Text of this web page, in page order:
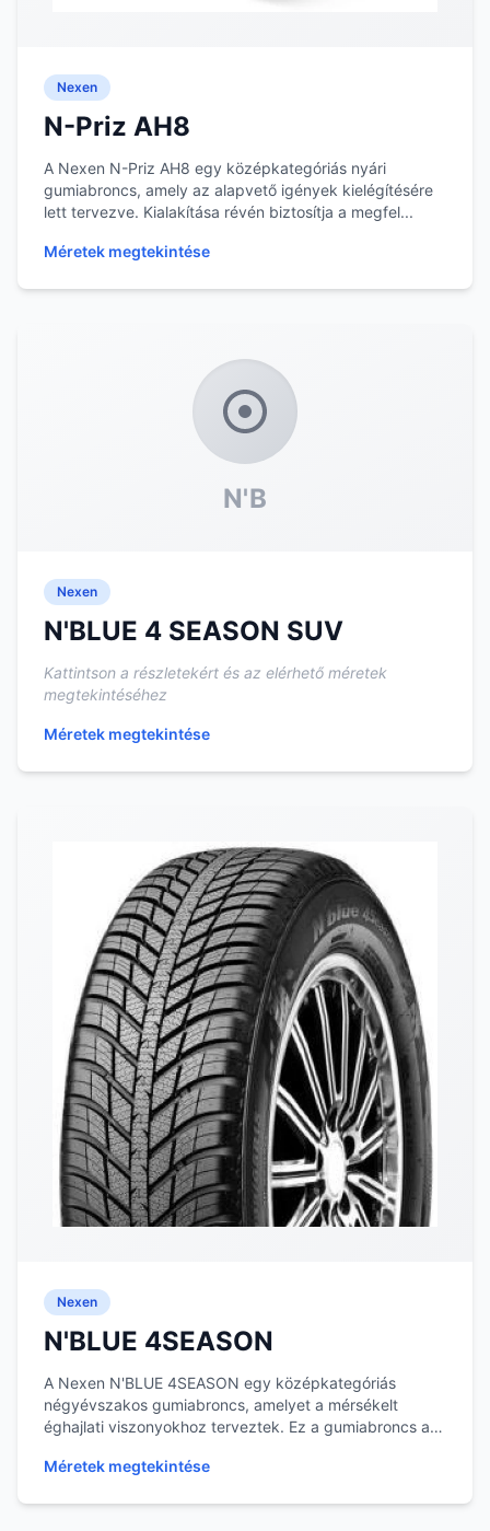
Nexen
N-Priz AH8
A Nexen N-Priz AH8 egy középkategóriás nyári
gumiabroncs, amely az alapvető igények kielégítésére
lett tervezve. Kialakítása révén biztosítja a megfel...
Méretek megtekintése
N'B
Nexen
N'BLUE 4 SEASON SUV
Kattintson a részletekért és az elérhető méretek
megtekintéséhez
Méretek megtekintése
Nexen
N'BLUE 4SEASON
A Nexen N'BLUE 4SEASON egy középkategóriás
négyévszakos gumiabroncs, amelyet a mérsékelt
éghajlati viszonyokhoz terveztek. Ez a gumiabroncs a
Méretek megtekintése